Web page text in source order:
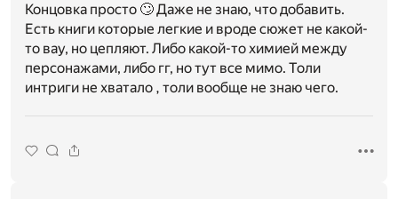
Концовка просто 🙄 Даже не знаю, что добавить.
Есть книги которые легкие и вроде сюжет не какой-
то вау, но цепляют. Либо какой-то химией между
персонажами, либо гг, но тут все мимо. Толи
интриги не хватало , толи вообще не знаю чего.